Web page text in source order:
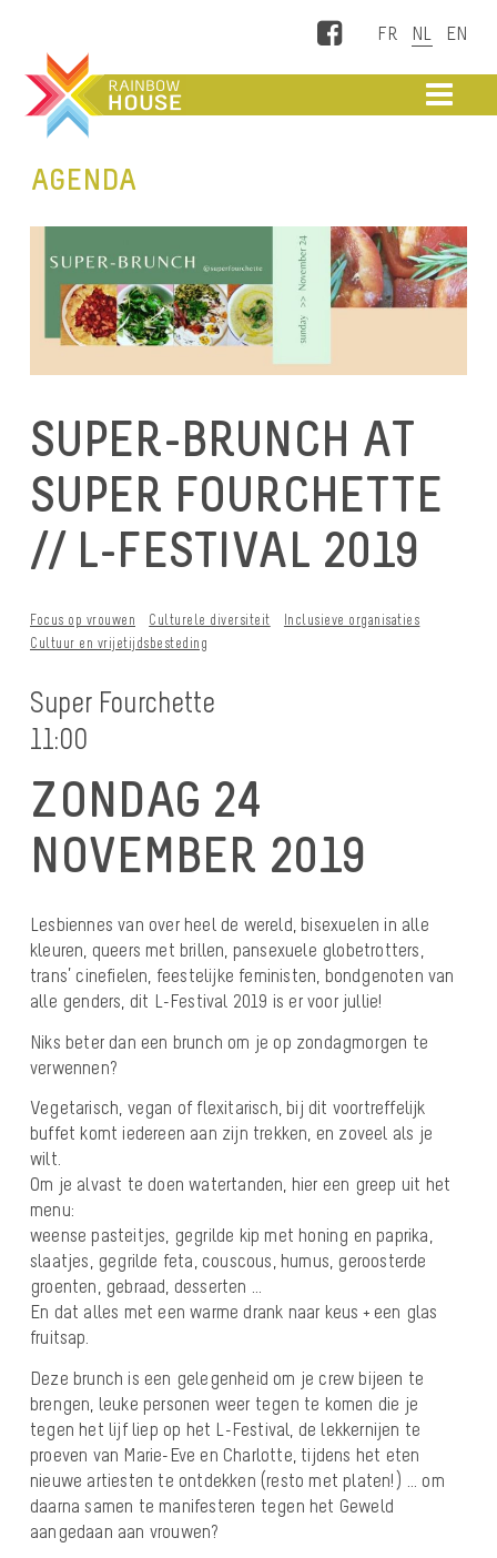
Facebook
AGENDA
SUPER-BRUNCH AT
SUPER FOURCHETTE
// L-FESTIVAL 2019
Focus op vrouwen Culturele diversiteit
Inclusieve organisaties
Cultuur en vrijetijdsbesteding
Super Fourchette
11:00
ZONDAG 24
NOVEMBER 2019
Lesbiennes van over heel de wereld, bisexuelen in alle
kleuren, queers met brillen, pansexuele globetrotters,
trans’ cinefielen, feestelijke feministen, bondgenoten van
alle genders, dit L-Festival 2019 is er voor jullie!
Niks beter dan een brunch om je op zondagmorgen te
verwennen?
Vegetarisch, vegan of flexitarisch, bij dit voortreffelijk
buffet komt iedereen aan zijn trekken, en zoveel als je
wilt.
Om je alvast te doen watertanden, hier een greep uit het
menu:
weense pasteitjes, gegrilde kip met honing en paprika,
slaatjes, gegrilde feta, couscous, humus, geroosterde
groenten, gebraad, desserten …
En dat alles met een warme drank naar keus + een glas
fruitsap.
Deze brunch is een gelegenheid om je crew bijeen te
brengen, leuke personen weer tegen te komen die je
tegen het lijf liep op het L-Festival, de lekkernijen te
proeven van Marie-Eve en Charlotte, tijdens het eten
nieuwe artiesten te ontdekken (resto met platen!) … om
daarna samen te manifesteren tegen het Geweld
aangedaan aan vrouwen?